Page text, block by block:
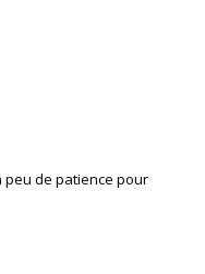
peu de patience pour